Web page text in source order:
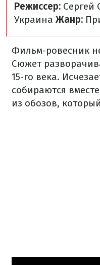
Режиссер: Сергей
Украина Жанр:
Фильм-ровесник
Сюжет
15-го века.
собираются вместе
из обозов, который